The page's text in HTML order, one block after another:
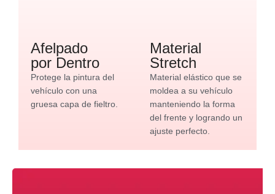
Afelpado
por Dentro
Protege la pintura del
vehículo con una
gruesa capa de fieltro.
Material
Stretch
Material elástico que se
moldea a su vehículo
manteniendo la forma
del frente y logrando un
ajuste perfecto.